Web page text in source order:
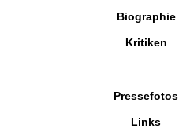
Biographie
Kritiken
Pressefotos
Links